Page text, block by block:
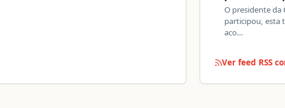
O presidente da
participou, esta
aco…
Ver feed RSS